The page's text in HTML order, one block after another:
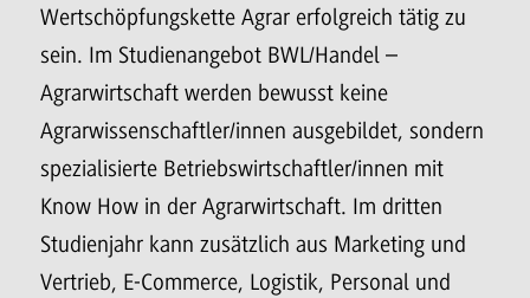
Wertschöpfungskette Agrar erfolgreich tätig zu
sein. Im Studienangebot BWL/Handel –
Agrarwirtschaft werden bewusst keine
Agrarwissenschaftler/innen ausgebildet, sondern
spezialisierte Betriebswirtschaftler/innen mit
Know How in der Agrarwirtschaft. Im dritten
Studienjahr kann zusätzlich aus Marketing und
Vertrieb, E-Commerce, Logistik, Personal und